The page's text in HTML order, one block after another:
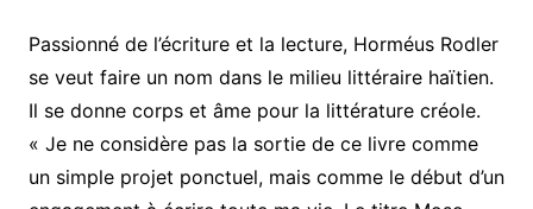
Passionné de l’écriture et la lecture, Horméus Rodler
se veut faire un nom dans le milieu littéraire haïtien.
Il se donne corps et âme pour la littérature créole.
« Je ne considère pas la sortie de ce livre comme
un simple projet ponctuel, mais comme le début d’un